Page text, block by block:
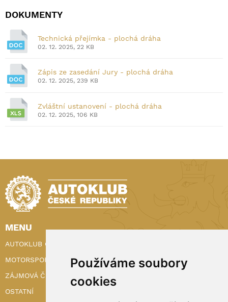
Používáme soubory
cookies
DOKUMENTY
Technická přejímka - plochá dráha
02. 12. 2025, 22 KB
Zápis ze zasedání Jury - plochá dráha
02. 12. 2025, 239 KB
Zvláštní ustanovení - plochá dráha
02. 12. 2025, 106 KB
MENU
AUTOKLUB ČR
MOTORSPORT
ZÁJMOVÁ ČINNOST
OSTATNÍ